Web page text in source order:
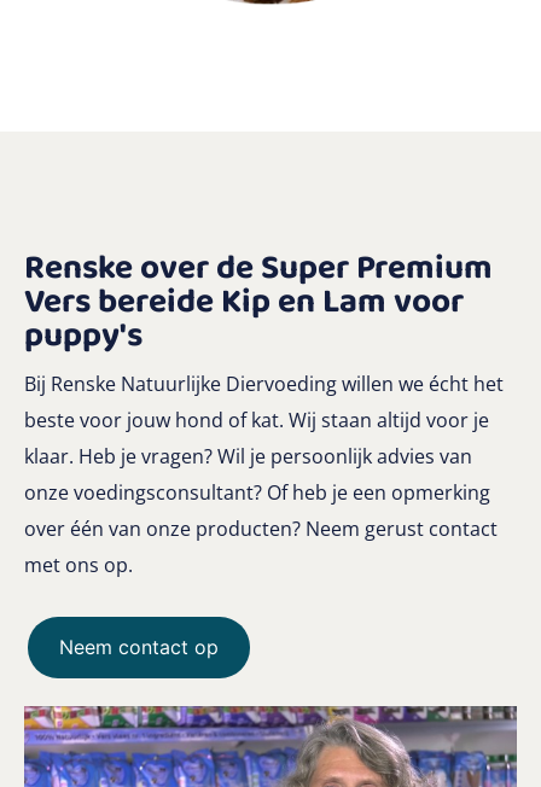
Renske over de Super Premium
Vers bereide Kip en Lam voor
puppy's
Bij Renske Natuurlijke Diervoeding willen we écht het
beste voor jouw hond of kat. Wij staan altijd voor je
klaar. Heb je vragen? Wil je persoonlijk advies van
onze voedingsconsultant? Of heb je een opmerking
over één van onze producten? Neem gerust contact
met ons op.
Neem contact op